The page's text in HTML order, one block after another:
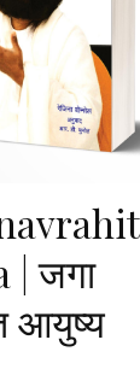
| जगा
आयुष्य